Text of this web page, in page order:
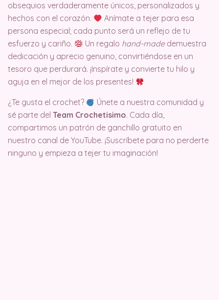
obsequios verdaderamente únicos, personalizados y
hechos con el corazón.
Anímate a tejer para esa
persona especial; cada punto será un reflejo de tu
esfuerzo y cariño.
Un regalo hand-madedemuestra
dedicación y aprecio genuino, convirtiéndose en un
tesoro que perdurará. ¡Inspírate y convierte tu hilo y
aguja en el mejor de los presentes!
¿Te gusta el crochet?
Únete a nuestra comunidad y
sé parte del Team Crochetisimo. Cada día,
compartimos un patrón de ganchillo gratuito en
nuestro canal de YouTube. ¡Suscríbete para no perderte
ninguno y empieza a tejer tu imaginación!